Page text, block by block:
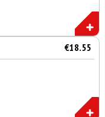
€18.55